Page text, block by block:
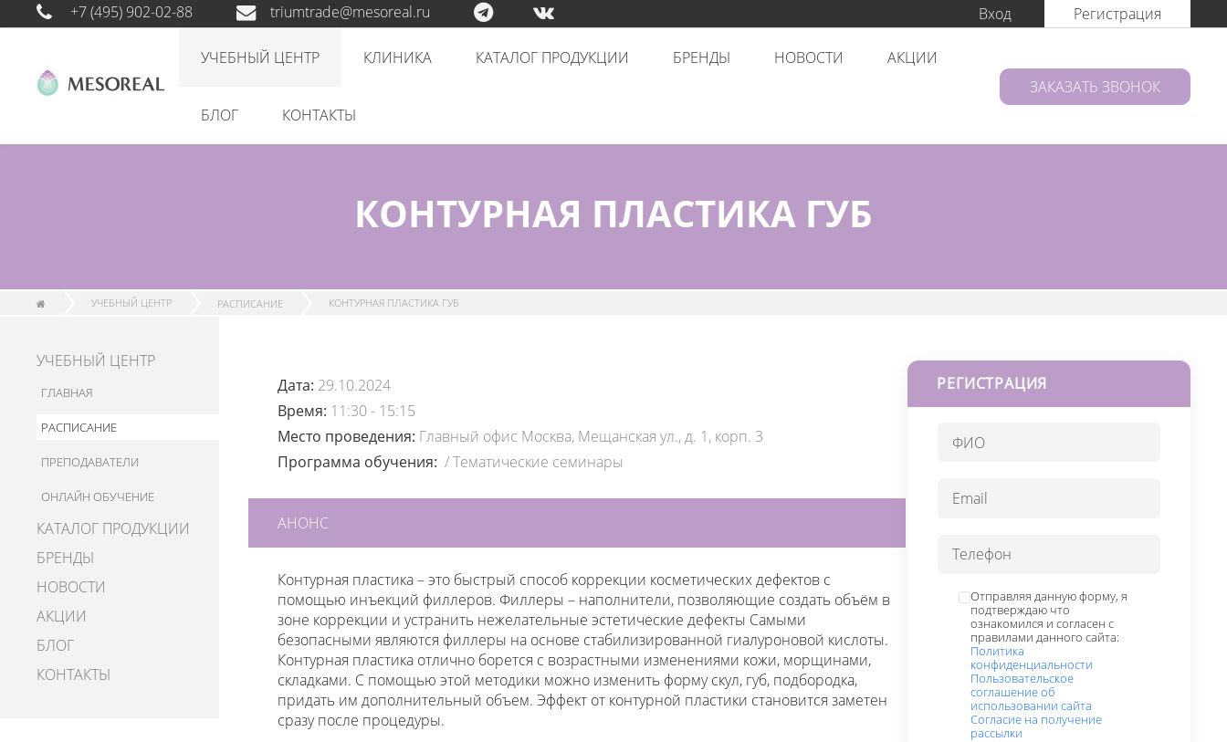
+7 (495) 902-02-88 triumtrade@mesoreal.ru Вход Регистрация
УЧЕБНЫЙ ЦЕНТР КЛИНИКА КАТАЛОГ ПРОДУКЦИИ БРЕНДЫ НОВОСТИ АКЦИИ
БЛОГ КОНТАКТЫ
ЗАКАЗАТЬ ЗВОНОК
КОНТУРНАЯ ПЛАСТИКА ГУБ
УЧЕБНЫЙ ЦЕНТР РАСПИСАНИЕ КОНТУРНАЯ ПЛАСТИКА ГУБ
УЧЕБНЫЙ ЦЕНТР
ГЛАВНАЯ
РАСПИСАНИЕ
ПРЕПОДАВАТЕЛИ
ОНЛАЙН ОБУЧЕНИЕ
КАТАЛОГ ПРОДУКЦИИ
БРЕНДЫ
НОВОСТИ
АКЦИИ
БЛОГ
КОНТАКТЫ
РЕГИСТРАЦИЯ
Отправляя данную форму, я
подтверждаю что
ознакомился и согласен с
правилами данного сайта:
Политика
конфиденциальности
Пользовательское
соглашение об
использовании сайта
Согласие на получение
рассылки
Дата: 29.10.2024
Время: 11:30 - 15:15
Место проведения: Главный офис Москва, Мещанская ул., д. 1, корп. 3
Программа обучения: /Тематические семинары
АНОНС
Контурная пластика – это быстрый способ коррекции косметических дефектов с
помощью инъекций филлеров. Филлеры – наполнители, позволяющие создать объём в
зоне коррекции и устранить нежелательные эстетические дефекты Самыми
безопасными являются филлеры на основе стабилизированной гиалуроновой кислоты.
Контурная пластика отлично борется с возрастными изменениями кожи, морщинами,
складками. С помощью этой методики можно изменить форму скул, губ, подбородка,
придать им дополнительный объем. Эффект от контурной пластики становится заметен
сразу после процедуры.